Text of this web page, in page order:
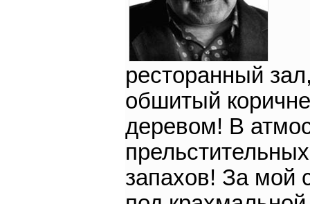
ресторанный
обшитый
деревом! В
прельстительных
запахов! За мой